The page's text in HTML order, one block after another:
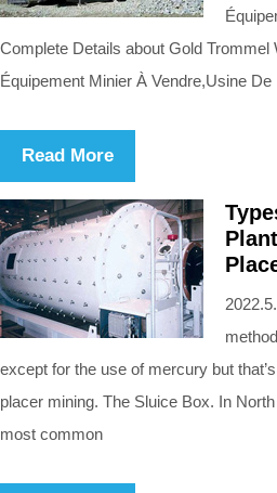
Complete Details about Gold Trommel
Équipement Minier À Vendre,Usine De
Read More
except for the use of mercury but
placer mining. The Sluice Box. In
most common